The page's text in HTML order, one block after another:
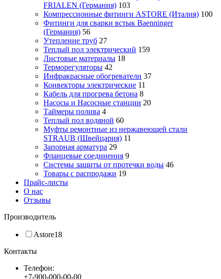
FRIALEN (Германия) 103
Компрессионные фитинги ASTORE (Италия) 100
Фитинги для сварки встык Baenninger
(Германия) 56
Утепление труб 27
Теплый пол электрический 159
Листовые материалы 18
Терморегуляторы 42
Инфракрасные обогреватели 37
Конвекторы электрические 11
Кабель для прогрева бетона 8
Насосы и Насосные станции 20
Таймеры полива 4
Теплый пол водяной 60
Муфты ремонтные из нержавеющей стали
STRAUB (Швейцария) 11
Запорная арматура 29
Фланцевые соединения 9
Системы защиты от протечки воды 46
Товары с распродажи 19
Прайс-листы
О нас
Отзывы
Производитель
Astore18
Контакты
Телефон:
+7-900-000-00-00